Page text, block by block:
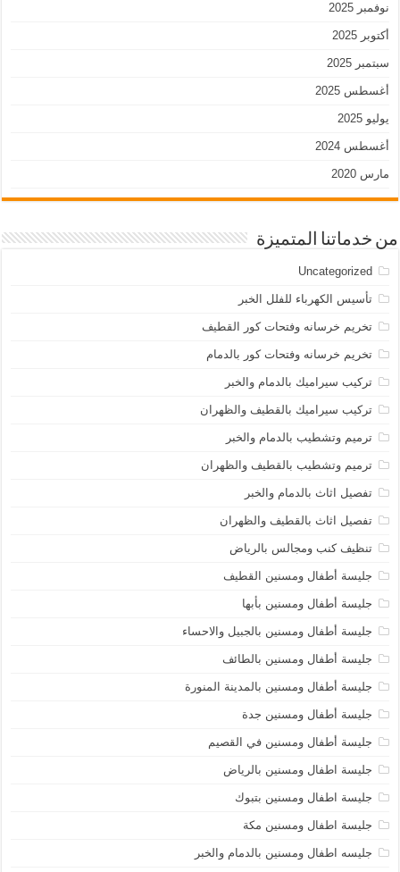
نوفمبر 2025
أكتوبر 2025
سبتمبر 2025
أغسطس 2025
يوليو 2025
أغسطس 2024
مارس 2020
من خدماتنا المتميزة
Uncategorized
تأسيس الكهرباء للفلل الخبر
تخريم خرسانه وفتحات كور القطيف
تخريم خرسانه وفتحات كور بالدمام
تركيب سيراميك بالدمام والخبر
تركيب سيراميك بالقطيف والظهران
ترميم وتشطيب بالدمام والخبر
ترميم وتشطيب بالقطيف والظهران
تفصيل اثاث بالدمام والخبر
تفصيل اثاث بالقطيف والظهران
تنظيف كنب ومجالس بالرياض
جليسة أطفال ومسنين القطيف
جليسة أطفال ومسنين بأبها
جليسة أطفال ومسنين بالجبيل والاحساء
جليسة أطفال ومسنين بالطائف
جليسة أطفال ومسنين بالمدينة المنورة
جليسة أطفال ومسنين جدة
جليسة أطفال ومسنين في القصيم
جليسة اطفال ومسنين بالرياض
جليسة اطفال ومسنين بتبوك
جليسة اطفال ومسنين مكة
جليسه اطفال ومسنين بالدمام والخبر